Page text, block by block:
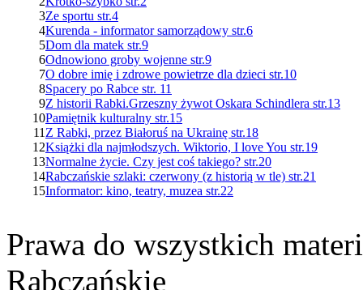
3Ze sportu str.4
4Kurenda - informator samorządowy str.6
5Dom dla matek str.9
6Odnowiono groby wojenne str.9
7O dobre imię i zdrowe powietrze dla dzieci str.10
8Spacery po Rabce str. 11
9Z historii Rabki.Grzeszny żywot Oskara Schindlera str.13
10Pamiętnik kulturalny str.15
11 Z Rabki, przez Białoruś na Ukrainę str.18
12Książki dla najmłodszych. Wiktorio, I love You str.19
13Normalne życie. Czy jest coś takiego? str.20
14Rabczańskie szlaki: czerwony (z historią w tle) str.21
15Informator: kino, teatry, muzea str.22
Prawa do wszystkich
Rabczańskie